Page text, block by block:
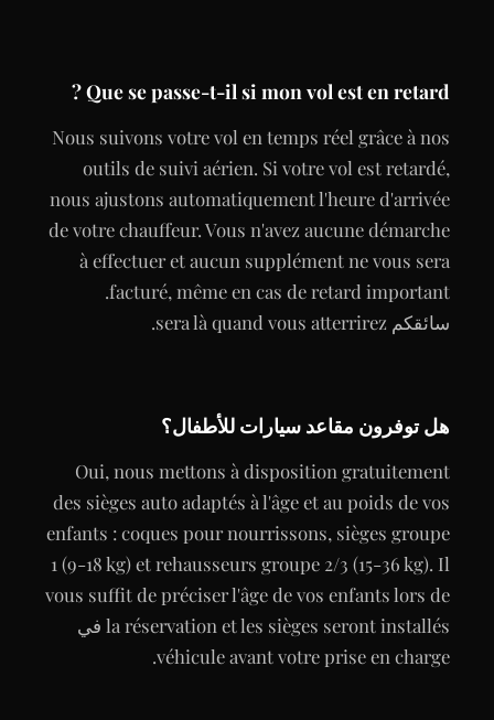
Que se passe-t-il si mon vol est en retard ?
Nous suivons votre vol en temps réel grâce à nos
outils de suivi aérien. Si votre vol est retardé,
nous ajustons automatiquement l'heure d'arrivée
de votre chauffeur. Vous n'avez aucune démarche
à effectuer et aucun supplément ne vous sera
facturé, même en cas de retard important.
سائقكم sera là quand vous atterrirez.
هل توفرون مقاعد سيارات للأطفال؟
Oui, nous mettons à disposition gratuitement
des sièges auto adaptés à l'âge et au poids de vos
enfants : coques pour nourrissons, sièges groupe
1 (9-18 kg) et rehausseurs groupe 2/3 (15-36 kg). Il
vous suffit de préciser l'âge de vos enfants lors de
la réservation et les sièges seront installés في
véhicule avant votre prise en charge.